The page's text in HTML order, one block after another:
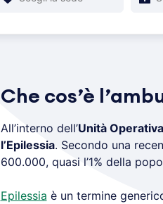
Che cos’è
All’interno dell’Unità
l’Epilessia. Secondo una
600.000, quasi l’1% della
Epilessia è un termine